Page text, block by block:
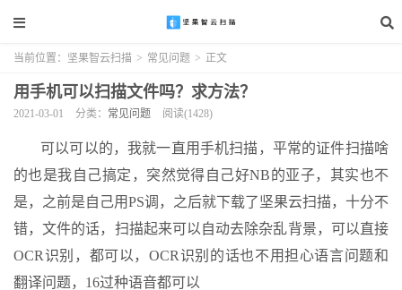
当前位置： 坚果智云扫描 > 常见问题 > 正文
用手机可以扫描文件吗？求方法？
2021-03-01 分类： 常见问题 阅读(1428)
可以可以的，我就一直用手机扫描，平常的证件扫描啥
的也是我自己搞定，突然觉得自己好NB的亚子，其实也不
是，之前是自己用PS调，之后就下载了坚果云扫描，十分不
错，文件的话，扫描起来可以自动去除杂乱背景，可以直接
OCR识别，都可以，OCR识别的话也不用担心语言问题和
翻译问题，16过种语音都可以